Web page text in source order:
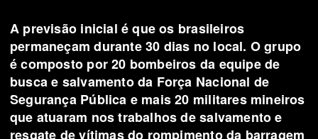
A previsão inicial é que os brasileiros
permaneçam durante 30 dias no local. O grupo
é composto por 20 bombeiros da equipe de
busca e salvamento da Força Nacional de
Segurança Pública e mais 20 militares mineiros
que atuaram nos trabalhos de salvamento e
resgate de vítimas do rompimento da barragem